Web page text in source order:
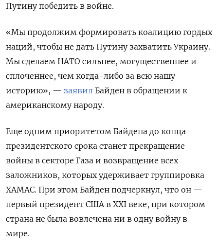
Путину победить в войне.
«Мы продолжим формировать коалицию гордых
наций, чтобы не дать Путину захватить Украину.
Мы сделаем НАТО сильнее, могущественнее и
сплоченнее, чем когда-либо за всю нашу
историю», — заявил Байден в обращении к
американскому народу.
Еще одним приоритетом Байдена до конца
президентского срока станет прекращение
войны в секторе Газа и возвращение всех
заложников, которых удерживает группировка
ХАМАС. При этом Байден подчеркнул, что он —
первый президент США в XXI веке, при котором
страна не была вовлечена ни в одну войну в
мире.